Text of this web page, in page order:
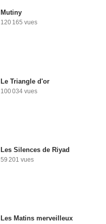
Mutiny
120 165 vues
Le Triangle d'or
100 034 vues
Les Silences de Riyad
59 201 vues
Les Matins merveilleux